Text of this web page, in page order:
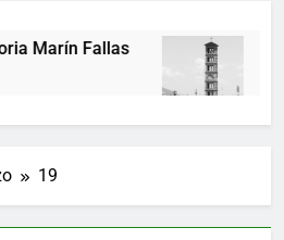
Marín Fallas
19